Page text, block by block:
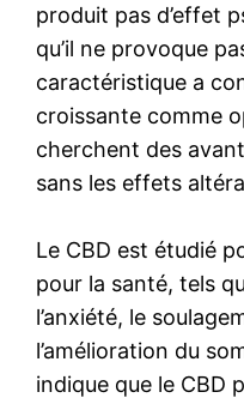
produit pas d’effet
qu’il ne provoque
caractéristique a
croissante comme
cherchent des
sans les effets
Le CBD est étudié
pour la santé, tels
l’anxiété, le
l’amélioration du
indique que le CBD